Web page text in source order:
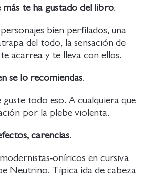
más te ha gustado del libro.
bien perfilados, una
del todo, la sensación de
acarrea y te lleva con ellos.
se lo recomiendas.
guste todo eso. A cualquiera que
por la plebe violenta.
carencias.
oníricos en cursiva
Neutrino. Típica ida de cabeza